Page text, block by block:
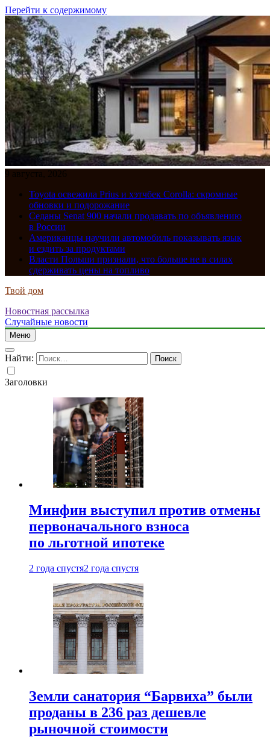
Перейти к содержимому
9 августа, 2026
Toyota освежила Prius и хэтчбек Corolla: скромные
обновки и подорожание
Седаны Senat 900 начали продавать по объявлению
в России
Американцы научили автомобиль показывать язык
и ездить за продуктами
Власти Польши признали, что больше не в силах
сдерживать цены на топливо
Твой дом
Новостная рассылка
Случайные новости
Меню
Найти:
Заголовки
Минфин выступил против отмены
первоначального взноса
по льготной ипотеке
2 года спустя2 года спустя
Земли санатория “Барвиха” были
проданы в 236 раз дешевле
рыночной стоимости